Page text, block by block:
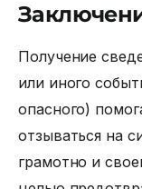
Получение
или иного
опасного)
отзываться на
грамотно и